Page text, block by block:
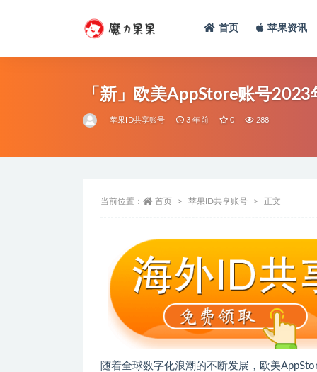
首页 苹果资讯
「新」欧美AppStore账号
苹果ID共享账号 3 年前 0 288
当前位置： 首页 苹果ID共享账号 正文
随着全球数字化浪潮的不断发展，欧美